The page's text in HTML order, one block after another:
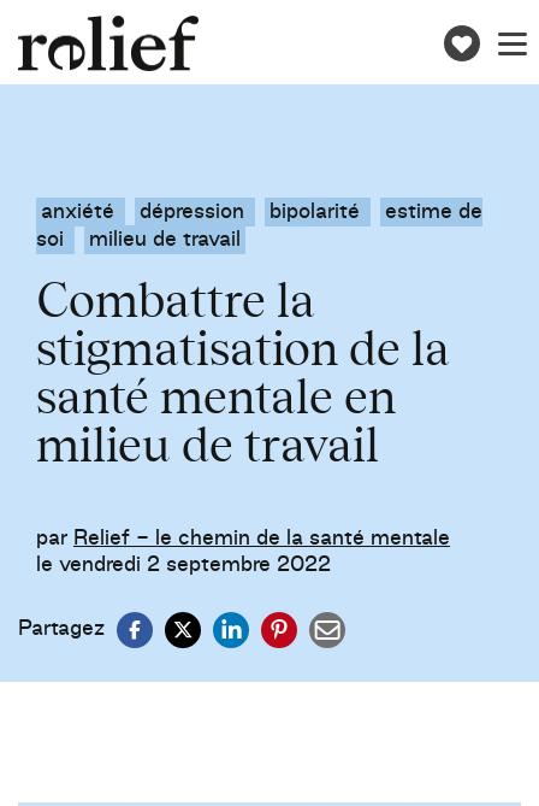
Toggle
anxiété dépression bipolarité
estime de
soi
milieu de travail
Combattre la
stigmatisation de la
santé mentale en
milieu de travail
par Relief - le chemin de la santé mentale
le vendredi 2 septembre 2022
Partagez